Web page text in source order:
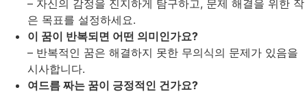
– 자신의 감정을 진지하게 탐구하고, 문제 해결을 위한 작
은 목표를 설정하세요.
이 꿈이 반복되면 어떤 의미인가요?
– 반복적인 꿈은 해결하지 못한 무의식의 문제가 있음을
시사합니다.
여드름 짜는 꿈이 긍정적인 건가요?